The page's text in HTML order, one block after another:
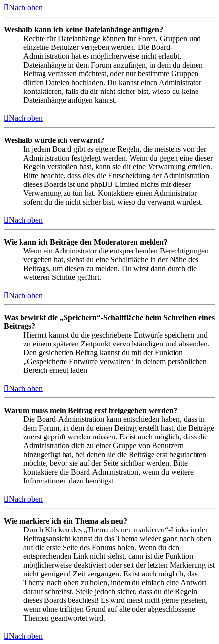
Nach oben
Weshalb kann ich keine Dateianhänge anfügen?
Rechte für Dateianhänge können für Foren, Gruppen und
einzelne Benutzer vergeben werden. Die Board-
Administration hat es möglicherweise nicht erlaubt,
Dateianhänge in dem Forum anzufügen, in dem du deinen
Beitrag verfassen möchtest, oder nur bestimmte Gruppen
dürfen Dateien hochladen. Du kannst einen Administrator
kontaktieren, falls du dir nicht sicher bist, wieso du keine
Dateianhänge anfügen kannst.
Nach oben
Weshalb wurde ich verwarnt?
In jedem Board gibt es eigene Regeln, die meistens von der
Administration festgelegt werden. Wenn du gegen eine dieser
Regeln verstoßen hast, kann sie dir eine Verwarnung erteilen.
Bitte beachte, dass dies die Entscheidung der Administration
dieses Boards ist und phpBB Limited nichts mit dieser
Verwarnung zu tun hat. Kontaktiere einen Administrator,
sofern du die nicht sicher bist, wieso du verwarnt wurdest.
Nach oben
Wie kann ich Beiträge den Moderatoren melden?
Wenn ein Administrator die entsprechenden Berechtigungen
vergeben hat, siehst du eine Schaltfläche in der Nähe des
Beitrags, um diesen zu melden. Du wirst dann durch die
weiteren Schritte geführt.
Nach oben
Was bewirkt die „Speichern“-Schaltfläche beim Schreiben eines
Beitrags?
Hiermit kannst du die geschriebene Entwürfe speichern und
zu einem späteren Zeitpunkt vervollständigen und absenden.
Den gesicherten Beitrag kannst du mit der Funktion
„Gespeicherte Entwürfe verwalten“ in deinem persönlichen
Bereich erneut laden.
Nach oben
Warum muss mein Beitrag erst freigegeben werden?
Die Board-Administration kann entschieden haben, dass in
dem Forum, in dem du einen Beitrag erstellt hast, die Beiträge
zuerst geprüft werden müssen. Es ist auch möglich, dass die
Administration dich zu einer Gruppe von Benutzern
hinzugefügt hat, bei denen sie die Beiträge erst begutachten
möchte, bevor sie auf der Seite sichtbar werden. Bitte
kontaktiere die Board-Administration, wenn du weitere
Informationen dazu benötigst.
Nach oben
Wie markiere ich ein Thema als neu?
Durch Klicken des „Thema als neu markieren“-Links in der
Beitragsansicht kannst du das Thema wieder ganz nach oben
auf die erste Seite des Forums holen. Wenn du den
entsprechenden Link nicht siehst, dann ist die Funktion
möglicherweise deaktiviert oder seit der letzten Markierung ist
nicht genügend Zeit vergangen. Es ist auch möglich, das
Thema nach oben zu holen, indem du einfach eine Antwort
darauf schreibst. Stelle jedoch sicher, dass du die Regeln
dieses Boards beachtest! Es wird meist nicht gerne gesehen,
wenn ohne triftigen Grund auf alte oder abgeschlossene
Themen geantwortet wird.
Nach oben